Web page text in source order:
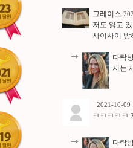
그레이스
저도 읽고
사이사이 방
다락
저는
- 2021-10-09
ㅋㅋㅋㅋㅋ
다락